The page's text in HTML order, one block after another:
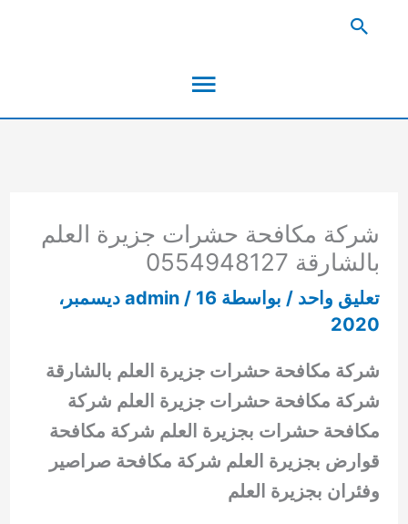
القائمة
البحث
شركة مكافحة حشرات جزيرة العلم
بالشارقة 0554948127
تعليق واحد / بواسطة admin /
16 ديسمبر،
2020
شركة مكافحة حشرات جزيرة العلم بالشارقة
شركة مكافحة حشرات جزيرة العلم شركة
مكافحة حشرات بجزيرة العلم شركة مكافحة
قوارض بجزيرة العلم شركة مكافحة صراصير
وفئران بجزيرة العلم